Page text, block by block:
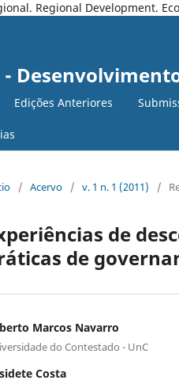
Regional Development.
-
Edições Anteriores
/ Acervo / v. 1 n. 1 (2011) /
de
de
Marcos Navarro
do Contestado - UnC
Costa